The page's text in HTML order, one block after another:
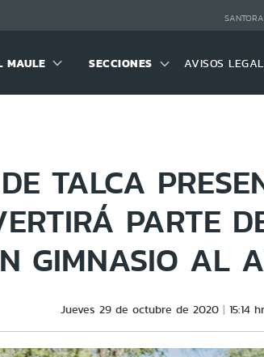
MAULE SECCIONES AVISOS
TALCA
PARTE
GIMNASIO AL
Jueves 29 de octubre de 2020 15:14